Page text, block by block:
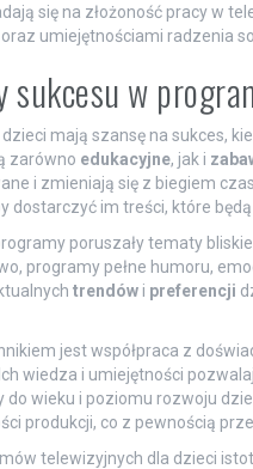
się na złożoność pracy w
umiejętnościami radzenia
sukcesu w
mają szansę na sukces,
zarówno edukacyjne, jak i
i zmieniają się z biegiem
dostarczyć im treści, które
poruszały tematy
programy pełne humoru,
trendówi preferencji
jest współpraca z
wiedza i umiejętności
wieku i poziomu rozwoju
produkcji, co z pewnością
telewizyjnych dla dzieci